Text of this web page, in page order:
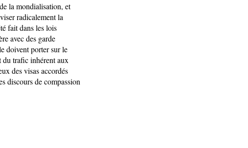
la mondialisation, et
radicalement la
fait dans les lois
avec des garde
doivent porter sur le
du trafic inhérent aux
des visas accordés
discours de compassion